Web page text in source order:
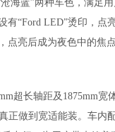
海蓝”两种车色，满足
“Ford LED”烫印，
点亮后成为夜色中的焦
超长轴距及1875mm
正做到宽适能装。车内